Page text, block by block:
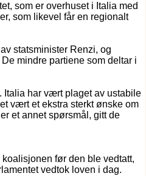
som er overhuset i Italia med
som likevel får en regionalt
statsminister Renzi, og
mindre partiene som deltar i
Italia har vært plaget av ustabile
vært et ekstra sterkt ønske om
et annet spørsmål, gitt de
før den ble vedtatt,
vedtok loven i dag.